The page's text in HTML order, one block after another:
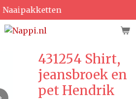
Naaipakketten
431254 Shirt,
jeansbroek en
pet Hendrik